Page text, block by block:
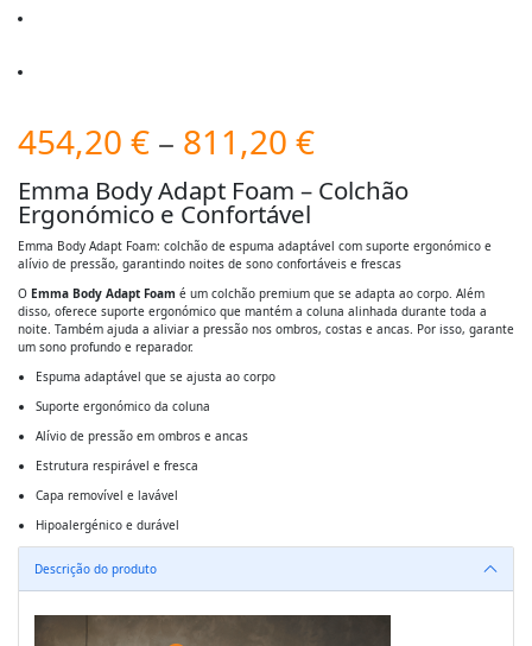
454,20 € – 811,20 €Price
range:
454,20 €
through
811,20 €
Emma Body Adapt Foam – Colchão
Ergonómico e Confortável
Emma Body Adapt Foam: colchão de espuma adaptável com suporte ergonómico e
alívio de pressão, garantindo noites de sono confortáveis e frescas
O Emma Body Adapt Foam é um colchão premium que se adapta ao corpo. Além
disso, oferece suporte ergonómico que mantém a coluna alinhada durante toda a
noite. Também ajuda a aliviar a pressão nos ombros, costas e ancas. Por isso, garante
um sono profundo e reparador.
Espuma adaptável que se ajusta ao corpo
Suporte ergonómico da coluna
Alívio de pressão em ombros e ancas
Estrutura respirável e fresca
Capa removível e lavável
Hipoalergénico e durável
Descrição do produto